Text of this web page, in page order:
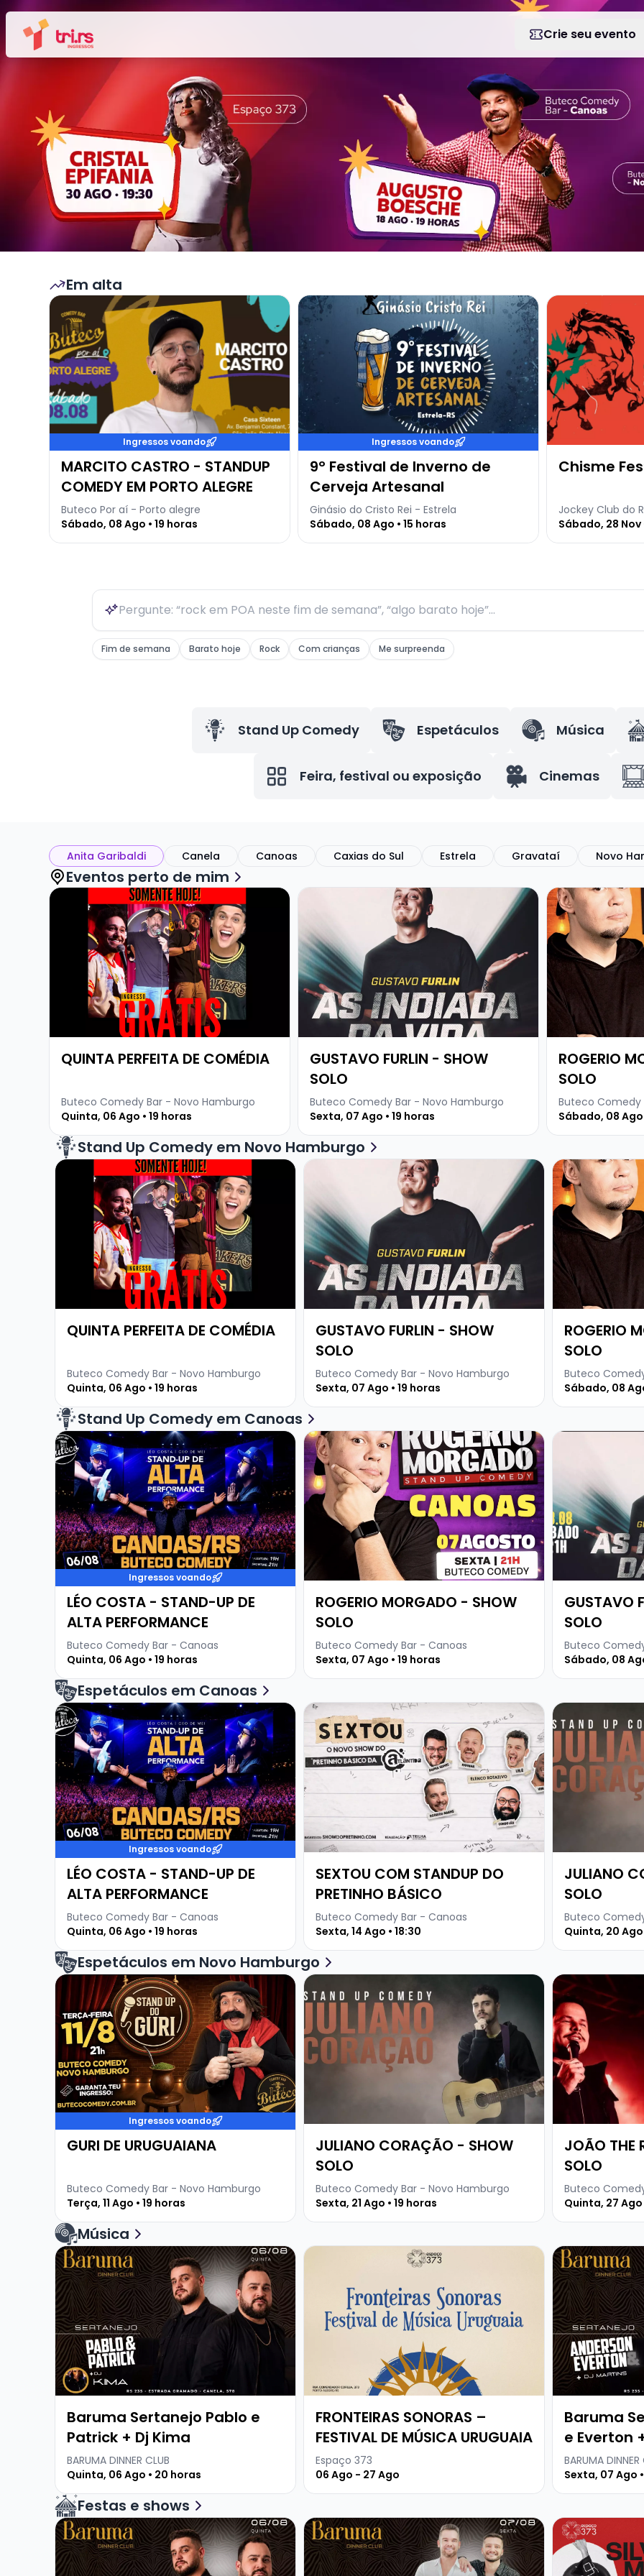
Crie seu evento
Em alta
Veja mais sobre MARCITO CASTRO - STANDUP COMEDY EM PORTO ALEGRE
Ingressos voando
MARCITO CASTRO - STANDUP
COMEDY EM PORTO ALEGRE
Buteco Por aí - Porto alegre
Sábado, 08 Ago • 19 horas
Veja mais sobre 9º Festival de Inverno de Cerveja Artesanal
Ingressos voando
9º Festival de Inverno de
Cerveja Artesanal
Ginásio do Cristo Rei - Estrela
Sábado, 08 Ago • 15 horas
Veja mais sobre
Chisme
Jockey Club do
Sábado, 28 Nov
Fim de semana Barato hoje Rock Com crianças Me surpreenda
Stand Up Comedy Espetáculos Música
Feira, festival ou exposição Cinemas
Anita Garibaldi Canela Canoas Caxias do Sul Estrela Gravataí Novo
Eventos perto de mim
Veja mais sobre QUINTA PERFEITA DE COMÉDIA
QUINTA PERFEITA DE COMÉDIA
Buteco Comedy Bar - Novo Hamburgo
Quinta, 06 Ago • 19 horas
Veja mais sobre GUSTAVO FURLIN - SHOW SOLO
GUSTAVO FURLIN - SHOW
SOLO
Buteco Comedy Bar - Novo Hamburgo
Sexta, 07 Ago • 19 horas
Veja mais sobre
ROGERIO
SOLO
Buteco Comedy
Sábado, 08 Ago
Stand Up Comedy em Novo Hamburgo
Veja mais sobre QUINTA PERFEITA DE COMÉDIA
QUINTA PERFEITA DE COMÉDIA
Buteco Comedy Bar - Novo Hamburgo
Quinta, 06 Ago • 19 horas
Veja mais sobre GUSTAVO FURLIN - SHOW SOLO
GUSTAVO FURLIN - SHOW
SOLO
Buteco Comedy Bar - Novo Hamburgo
Sexta, 07 Ago • 19 horas
Veja mais sobre
ROGERIO
SOLO
Buteco
Sábado, 08
Stand Up Comedy em Canoas
Veja mais sobre LÉO COSTA - STAND-UP DE ALTA PERFORMANCE
Ingressos voando
LÉO COSTA - STAND-UP DE
ALTA PERFORMANCE
Buteco Comedy Bar - Canoas
Quinta, 06 Ago • 19 horas
Veja mais sobre ROGERIO MORGADO - SHOW SOLO
ROGERIO MORGADO - SHOW
SOLO
Buteco Comedy Bar - Canoas
Sexta, 07 Ago • 19 horas
Veja mais sobre
GUSTAVO
SOLO
Buteco
Sábado, 08
Espetáculos em Canoas
Veja mais sobre LÉO COSTA - STAND-UP DE ALTA PERFORMANCE
Ingressos voando
LÉO COSTA - STAND-UP DE
ALTA PERFORMANCE
Buteco Comedy Bar - Canoas
Quinta, 06 Ago • 19 horas
Veja mais sobre SEXTOU COM STANDUP DO PRETINHO BÁSICO
SEXTOU COM STANDUP DO
PRETINHO BÁSICO
Buteco Comedy Bar - Canoas
Sexta, 14 Ago • 18:30
Veja mais sobre
JULIANO
SOLO
Buteco
Quinta, 20 Ago
Espetáculos em Novo Hamburgo
Veja mais sobre GURI DE URUGUAIANA
Ingressos voando
GURI DE URUGUAIANA
Buteco Comedy Bar - Novo Hamburgo
Terça, 11 Ago • 19 horas
Veja mais sobre JULIANO CORAÇÃO - SHOW SOLO
JULIANO CORAÇÃO - SHOW
SOLO
Buteco Comedy Bar - Novo Hamburgo
Sexta, 21 Ago • 19 horas
Veja mais sobre
JOÃO THE
SOLO
Buteco
Quinta, 27 Ago
Música
Veja mais sobre Baruma Sertanejo Pablo e Patrick + Dj Kima
Baruma Sertanejo Pablo e
Patrick + Dj Kima
BARUMA DINNER CLUB
Quinta, 06 Ago • 20 horas
Veja mais sobre FRONTEIRAS SONORAS – FESTIVAL DE
FRONTEIRAS SONORAS –
FESTIVAL DE MÚSICA URUGUAIA
Espaço 373
06 Ago - 27 Ago
Veja mais
Baruma
e Everton
BARUMA DINNER
Sexta, 07 Ago
Festas e shows
Veja mais sobre Baruma Sertanejo Pablo e Patrick + Dj KimaVeja mais sobre Baruma Sertanejo Anderson e Everton + Dj
Veja mais sobre